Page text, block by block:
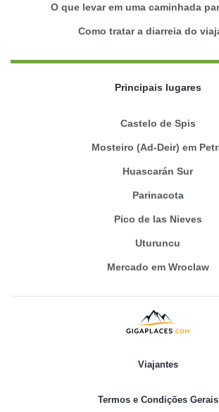
O que levar em uma caminhada
Como tratar a diarreia do
Principais lugares
Castelo de Spis
Mosteiro (Ad-Deir) em
Huascarán Sur
Parinacota
Pico de las Nieves
Uturuncu
Mercado em Wroclaw
Viajantes
Termos e Condições Gerais